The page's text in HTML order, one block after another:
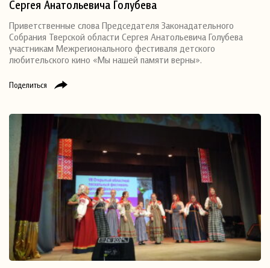
Поделиться
Сергея Анатольевича Голубева
Приветственные слова Председателя Законадательного
Собрания Тверской области Сергея Анатольевича Голубева
участникам Межрегионального фестиваля детского
любительского кино «Мы нашей памяти верны».